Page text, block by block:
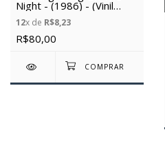
Night - (1986) - (Vinil
Usado)
12x de R$8,23
R$80,00